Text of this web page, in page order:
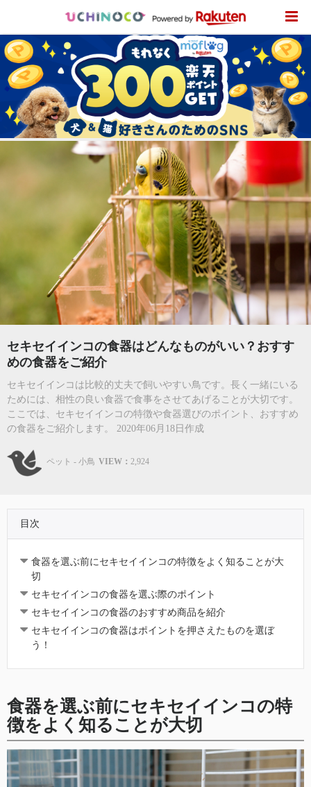
セキセイインコの食器はどんなものがいい？おすす
めの食器をご紹介
セキセイインコは比較的丈夫で飼いやすい鳥です。長く一緒にいる
ためには、相性の良い食器で食事をさせてあげることが大切です。
ここでは、セキセイインコの特徴や食器選びのポイント、おすすめ
の食器をご紹介します。 2020年06月18日作成
ペット - 小鳥 VIEW： 2,924
目次
食器を選ぶ前にセキセイインコの特徴をよく知ることが大
切
セキセイインコの食器を選ぶ際のポイント
セキセイインコの食器のおすすめ商品を紹介
セキセイインコの食器はポイントを押さえたものを選ぼ
う！
食器を選ぶ前にセキセイインコの特
徴をよく知ることが大切